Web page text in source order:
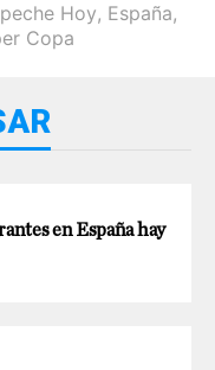
Hoy, España,
Copa
en España hay